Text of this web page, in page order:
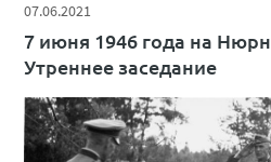
07.06.2021
7 июня 1946 года на
Утреннее заседание